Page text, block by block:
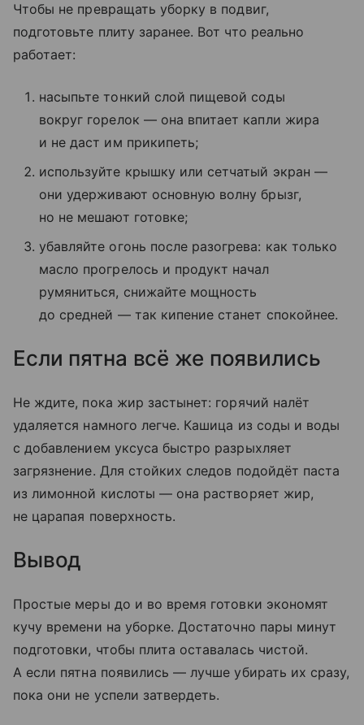
Чтобы не превращать уборку в подвиг,
подготовьте плиту заранее. Вот что реально
работает:
насыпьте тонкий слой пищевой соды
вокруг горелок — она впитает капли жира
и не даст им прикипеть;
используйте крышку или сетчатый экран —
они удерживают основную волну брызг,
но не мешают готовке;
убавляйте огонь после разогрева: как только
масло прогрелось и продукт начал
румяниться, снижайте мощность
до средней — так кипение станет спокойнее.
Если пятна всё же появились
Не ждите, пока жир застынет: горячий налёт
удаляется намного легче. Кашица из соды и воды
с добавлением уксуса быстро разрыхляет
загрязнение. Для стойких следов подойдёт паста
из лимонной кислоты — она растворяет жир,
не царапая поверхность.
Вывод
Простые меры до и во время готовки экономят
кучу времени на уборке. Достаточно пары минут
подготовки, чтобы плита оставалась чистой.
А если пятна появились — лучше убирать их сразу,
пока они не успели затвердеть.